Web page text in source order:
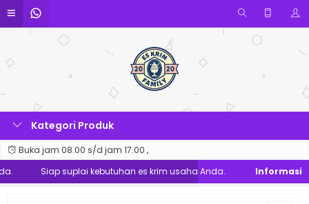
Kategori Produk
Buka jam 08.00 s/d jam 17.00 ,
Siap suplai kebutuhan es krim usaha Anda.